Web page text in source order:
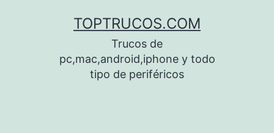
TOPTRUCOS.COM
Trucos de
pc,mac,android,iphone y todo
tipo de periféricos